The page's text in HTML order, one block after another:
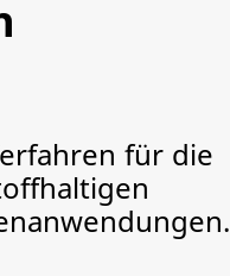
für die